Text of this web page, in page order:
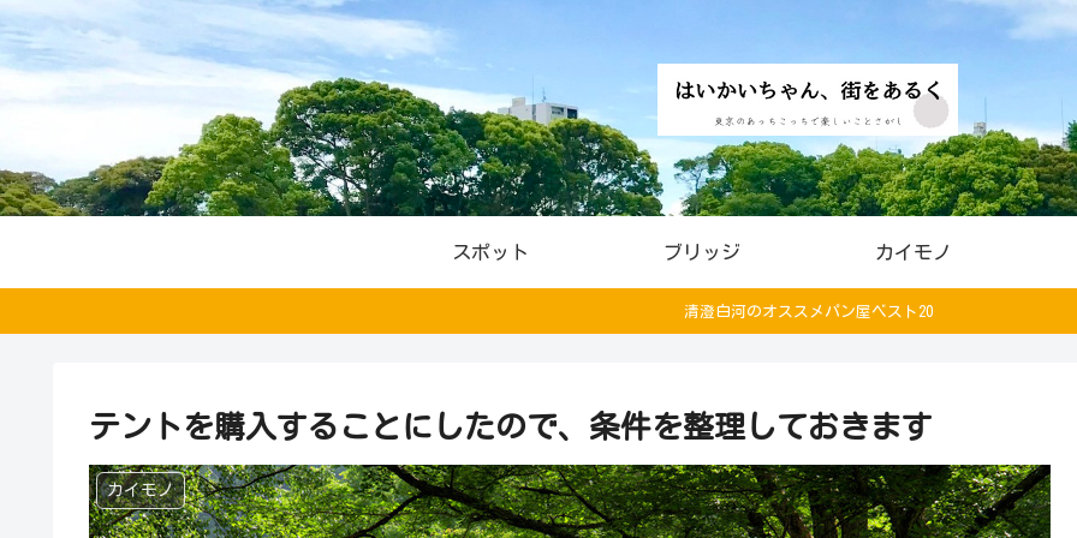
スポット ブリッジ カイモノ
清澄白河のオススメパン屋ベスト20
テントを購入することにしたので、条件を整理しておきます
カイモノ